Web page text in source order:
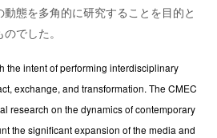
態を多角的に研究することを目的と
でした。
the intent of performing interdisciplinary
exchange, and transformation. The CMEC
research on the dynamics of contemporary
the significant expansion of the media and